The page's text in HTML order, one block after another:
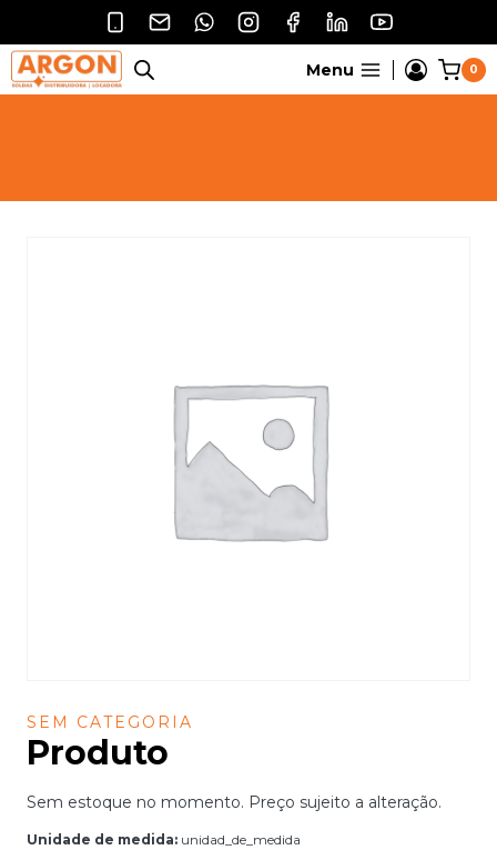
o
Conteúdo
Menu 0
SEM CATEGORIA
Produto
Sem estoque no momento. Preço sujeito a alteração.
Unidade de medida: unidad_de_medida